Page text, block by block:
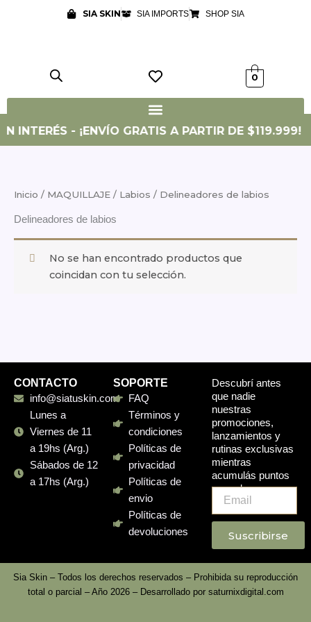
SIA SKIN SIA IMPORTS SHOP SIA
0
INTERÉS - ¡ENVÍO GRATIS A PARTIR DE $119.999!
Inicio / MAQUILLAJE / Labios / Delineadores de labios
Delineadores de labios
No se han encontrado productos que
coincidan con tu selección.
CONTACTO
info@siatuskin.com
Lunes a
Viernes de 11
a 19hs (Arg.)
Sábados de 12
a 17hs (Arg.)
SOPORTE
FAQ
Términos y
condiciones
Políticas de
privacidad
Políticas de
envio
Políticas de
devoluciones
Descubrí antes
que nadie
nuestras
promociones,
lanzamientos y
rutinas exclusivas
mientras
acumulás puntos
en cada compra.
Email
Suscribirse
Sia Skin – Todos los derechos reservados – Prohibida su reproducción
total o parcial – Año 2026 – Desarrollado por saturnixdigital.com